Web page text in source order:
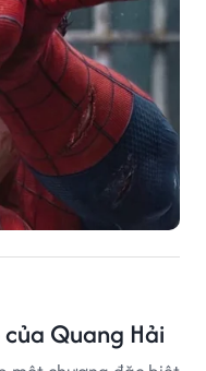
Quang Hải